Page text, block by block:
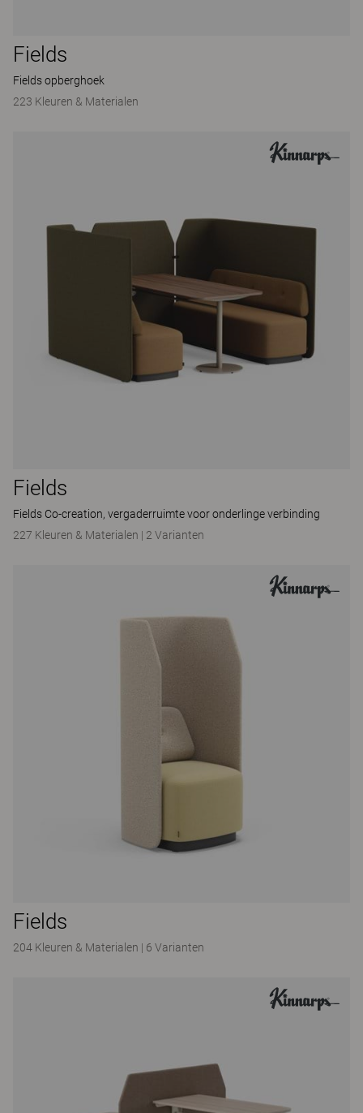
Fields
Fields opberghoek
223 Kleuren & Materialen
Fields
Fields Co-creation, vergaderruimte voor onderlinge verbinding
227 Kleuren & Materialen | 2 Varianten
Fields
204 Kleuren & Materialen | 6 Varianten